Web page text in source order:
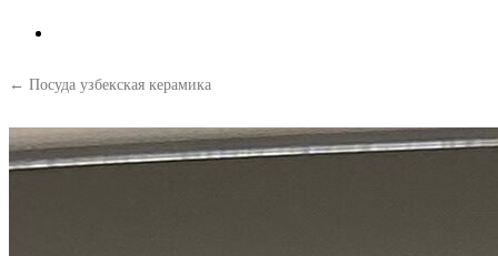
← Посуда узбекская керамика